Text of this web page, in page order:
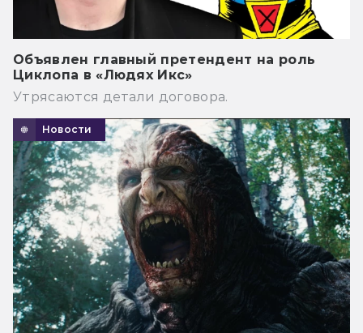
Объявлен главный претендент на роль
Циклопа в «Людях Икс»
Утрясаются детали договора.
Новости